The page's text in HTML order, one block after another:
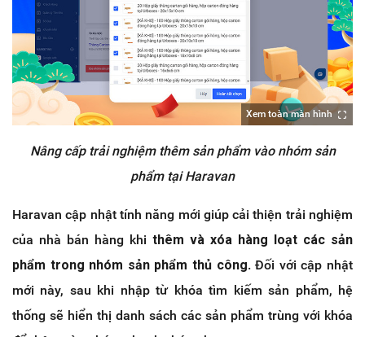
Xem toàn màn hình
Nâng cấp trải nghiệm thêm sản phẩm vào nhóm sản
phẩm tại Haravan
Haravan cập nhật tính năng mới giúp cải thiện trải nghiệm
của nhà bán hàng khi thêm và xóa hàng loạt các sản
phẩm trong nhóm sản phẩm thủ công. Đối với cập nhật
mới này, sau khi nhập từ khóa tìm kiếm sản phẩm, hệ
thống sẽ hiển thị danh sách các sản phẩm trùng với khóa